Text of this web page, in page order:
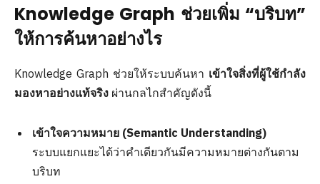
Knowledge Graph ช่วยเพิ่ม “บริบท”
ให้การค้นหาอย่างไร
Knowledge Graph ช่วยให้ระบบค้นหา เข้าใจสิ่งที่ผู้ใช้กำลัง
มองหาอย่างแท้จริง ผ่านกลไกสำคัญดังนี้
เข้าใจความหมาย (Semantic Understanding)
ระบบแยกแยะได้ว่าคำเดียวกันมีความหมายต่างกันตาม
บริบท